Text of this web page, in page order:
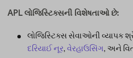
APL લોજિસ્ટિક્સની વિશેષતાઓ છે:
લોજિસ્ટિક્સ સેવાઓની વ્યાપક
દરિયાઈ નૂર,વેરહાઉસિંગ, અને